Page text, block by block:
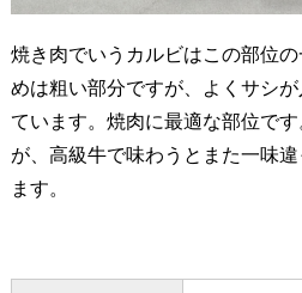
焼き肉でいうカルビはこの部位
めは粗い部分ですが、よくサシ
ています。焼肉に最適な部位で
が、高級牛で味わうとまた一味
ます。